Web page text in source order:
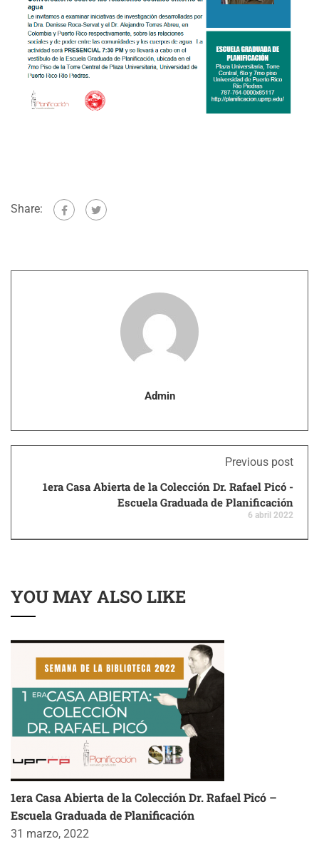
Share:
Admin
Previous post
1era Casa Abierta de la Colección Dr. Rafael Picó -
Escuela Graduada de Planificación
6 abril 2022
YOU MAY ALSO LIKE
1era Casa Abierta de la Colección Dr. Rafael Picó –
Escuela Graduada de Planificación
31 marzo, 2022